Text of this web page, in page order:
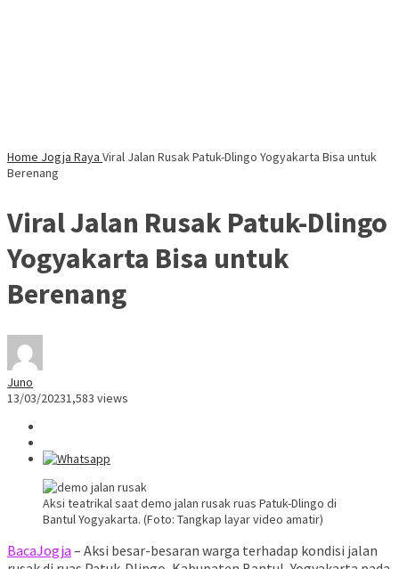
Home Jogja Raya Viral Jalan Rusak Patuk-Dlingo Yogyakarta Bisa untuk
Berenang
Viral Jalan Rusak Patuk-Dlingo
Yogyakarta Bisa untuk
Berenang
Juno
13/03/20231,583 views
Aksi teatrikal saat demo jalan rusak ruas Patuk-Dlingo di
Bantul Yogyakarta. (Foto: Tangkap layar video amatir)
BacaJogja – Aksi besar-besaran warga terhadap kondisi jalan